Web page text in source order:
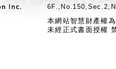
本網站智慧財產權
未經正式書面授權